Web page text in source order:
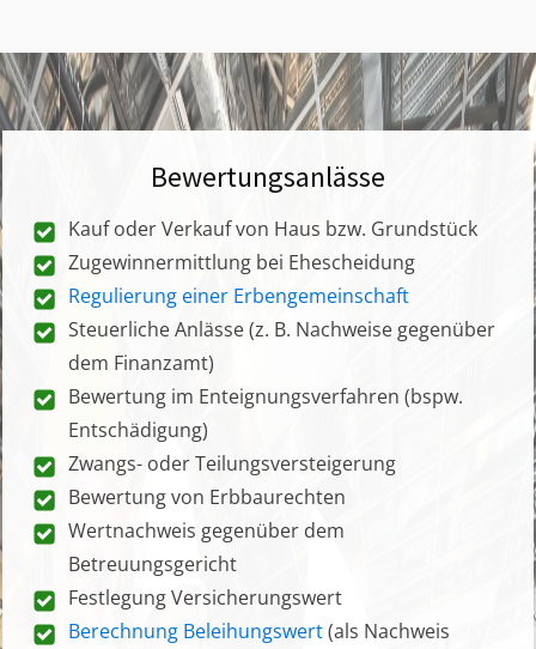
Bewertungsanlässe
Kauf oder Verkauf von Haus bzw. Grundstück
Zugewinnermittlung bei Ehescheidung
Regulierung einer Erbengemeinschaft
Steuerliche Anlässe (z. B. Nachweise gegenüber
dem Finanzamt)
Bewertung im Enteignungsverfahren (bspw.
Entschädigung)
Zwangs- oder Teilungsversteigerung
Bewertung von Erbbaurechten
Wertnachweis gegenüber dem
Betreuungsgericht
Festlegung Versicherungswert
Berechnung Beleihungswert(als Nachweis